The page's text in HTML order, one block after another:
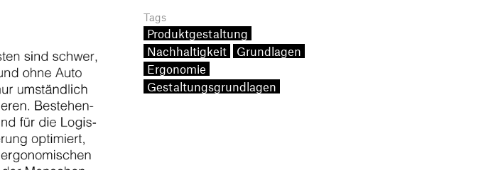
Tags
Produktgestaltung
Nachhaltigkeit
Grundlagen
Ergonomie
Gestaltungsgrundlagen